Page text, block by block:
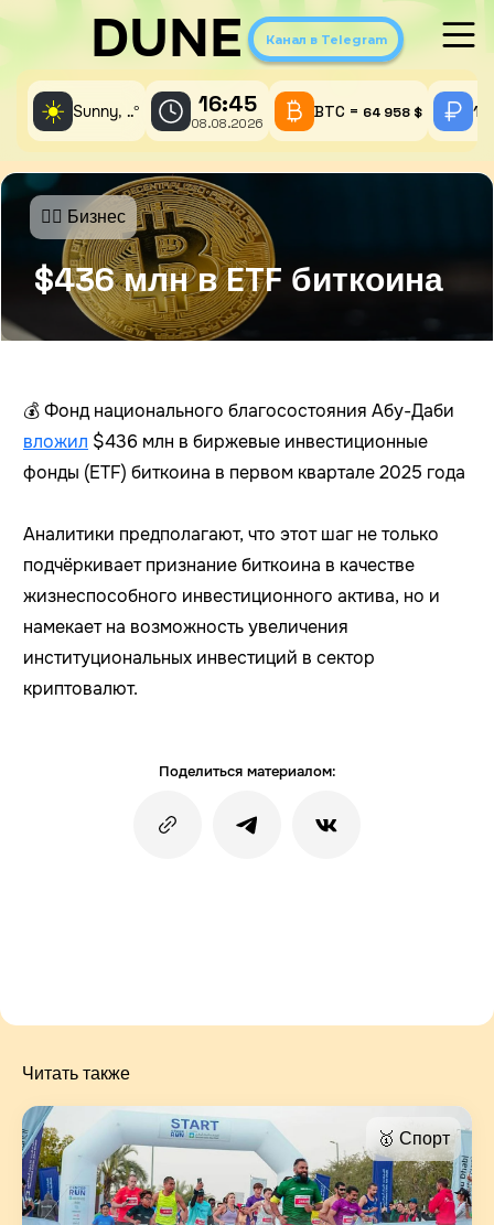
DUNE Канал в Telegram
☀️ Sunny, ..° 16:45
08.08.2026
BTC = 64 958 $ 1
$436 млн в ETF биткоина
🤵‍♂️ Бизнес
💰 Фонд национального благосостояния Абу-Даби
вложил $436 млн в биржевые инвестиционные
фонды (ETF) биткоина в первом квартале 2025 года
Аналитики предполагают, что этот шаг не только
подчёркивает признание биткоина в качестве
жизнеспособного инвестиционного актива, но и
намекает на возможность увеличения
институциональных инвестиций в сектор
криптовалют.
Поделиться материалом:
Читать также
🥇 Спорт